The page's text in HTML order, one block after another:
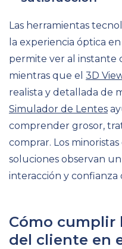
Las herramientas
la experiencia óptica en
permite ver al instante
mientras que el 3D
realista y detallada de
Simulador de Lentes
comprender grosor,
comprar. Los
soluciones observan
interacción y confianza
Cómo cumplir
del cliente en